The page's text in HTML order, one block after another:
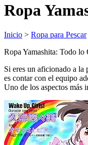
Ropa
Inicio > Ropa para Pescar
Ropa Yamashita: Todo lo
Si eres un aficionado a la
es contar con el equipo
Uno de los aspectos más